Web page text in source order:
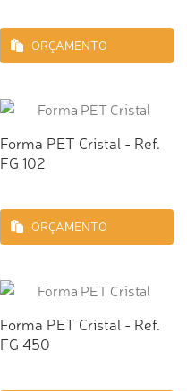
ORÇAMENTO
Forma PET Cristal - Ref.
FG 102
ORÇAMENTO
Forma PET Cristal - Ref.
FG 450